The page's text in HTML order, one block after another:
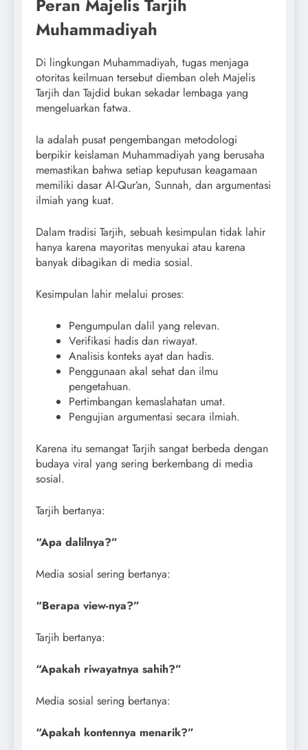
Peran Majelis Tarjih
Muhammadiyah
Di lingkungan Muhammadiyah, tugas menjaga
otoritas keilmuan tersebut diemban oleh Majelis
Tarjih dan Tajdid bukan sekadar lembaga yang
mengeluarkan fatwa.
Ia adalah pusat pengembangan metodologi
berpikir keislaman Muhammadiyah yang berusaha
memastikan bahwa setiap keputusan keagamaan
memiliki dasar Al-Qur’an, Sunnah, dan argumentasi
ilmiah yang kuat.
Dalam tradisi Tarjih, sebuah kesimpulan tidak lahir
hanya karena mayoritas menyukai atau karena
banyak dibagikan di media sosial.
Kesimpulan lahir melalui proses:
Pengumpulan dalil yang relevan.
Verifikasi hadis dan riwayat.
Analisis konteks ayat dan hadis.
Penggunaan akal sehat dan ilmu
pengetahuan.
Pertimbangan kemaslahatan umat.
Pengujian argumentasi secara ilmiah.
Karena itu semangat Tarjih sangat berbeda dengan
budaya viral yang sering berkembang di media
sosial.
Tarjih bertanya:
“Apa dalilnya?”
Media sosial sering bertanya:
“Berapa view-nya?”
Tarjih bertanya:
“Apakah riwayatnya sahih?”
Media sosial sering bertanya:
“Apakah kontennya menarik?”